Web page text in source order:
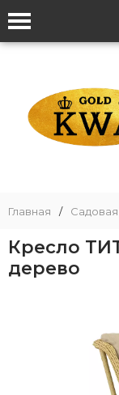
Главная /
Кресло
дерево